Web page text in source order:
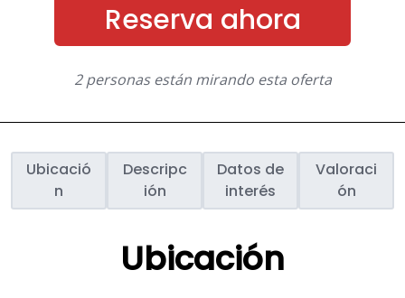
Reserva ahora
2 personas están mirando esta oferta
Ubicació
n
Descripc
ión
Datos de
interés
Valoraci
ón
Ubicación